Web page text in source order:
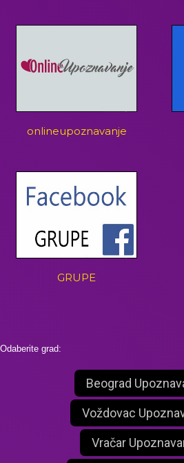
onlineupoznavanje
GRUPE
Odaberite grad:
Beograd
Voždovac
Vračar